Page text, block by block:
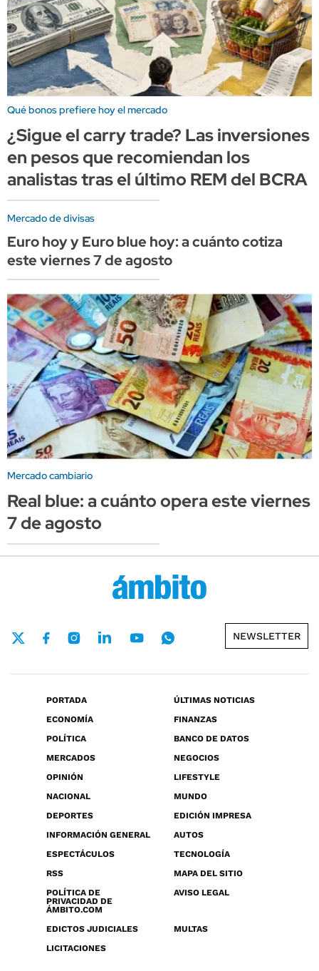
Qué bonos prefiere hoy el mercado
¿Sigue el carry trade? Las inversiones
en pesos que recomiendan los
analistas tras el último REM del BCRA
Mercado de divisas
Euro hoy y Euro blue hoy: a cuánto cotiza
este viernes 7 de agosto
Mercado cambiario
Real blue: a cuánto opera este viernes
7 de agosto
NEWSLETTER
PORTADA
ÚLTIMAS NOTICIAS
ECONOMÍA
FINANZAS
POLÍTICA
BANCO DE DATOS
MERCADOS
NEGOCIOS
OPINIÓN
LIFESTYLE
NACIONAL
MUNDO
DEPORTES
EDICIÓN IMPRESA
INFORMACIÓN GENERAL
AUTOS
ESPECTÁCULOS
TECNOLOGÍA
RSS
MAPA DEL SITIO
POLÍTICA DE
PRIVACIDAD DE
ÁMBITO.COM
AVISO LEGAL
EDICTOS JUDICIALES
MULTAS
LICITACIONES